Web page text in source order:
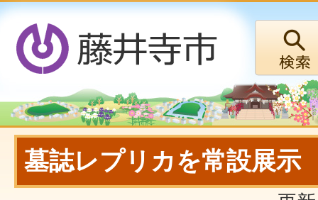
墓誌レプリカを常設展示